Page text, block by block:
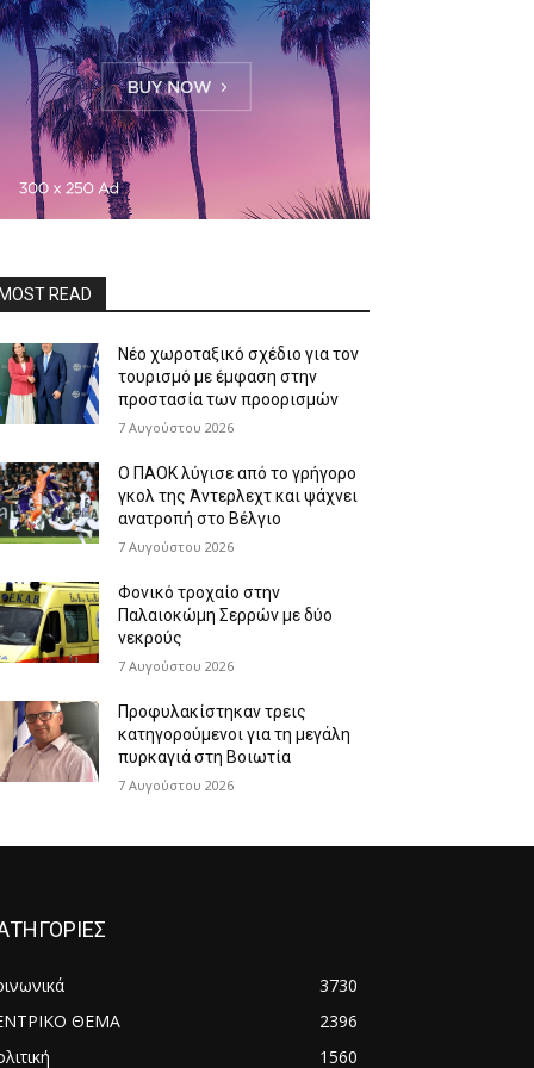
READ
Νέο χωροταξικό σχέδιο για τον
τουρισμό με έμφαση στην
προστασία των προορισμών
7 Αυγούστου 2026
Ο ΠΑΟΚ λύγισε από το γρήγορο
γκολ της Άντερλεχτ και ψάχνει
ανατροπή στο Βέλγιο
7 Αυγούστου 2026
Φονικό τροχαίο στην
Παλαιοκώμη Σερρών με δύο
νεκρούς
7 Αυγούστου 2026
Προφυλακίστηκαν τρεις
κατηγορούμενοι για τη μεγάλη
πυρκαγιά στη Βοιωτία
7 Αυγούστου 2026
3730
ΘΕΜΑ
2396
1560